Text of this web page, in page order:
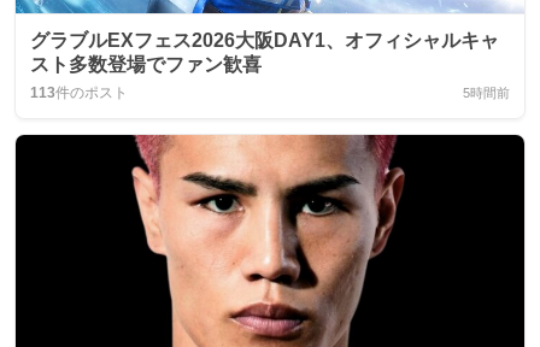
グラブルEXフェス2026大阪DAY1、オフィシャルキャ
スト多数登場でファン歓喜
113件のポスト 5時間前